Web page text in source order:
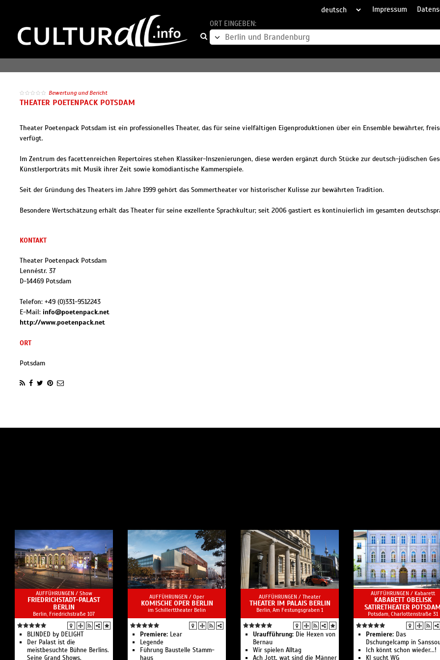
Impressum
ORT EINGEBEN:
Bewertung und Bericht
THEATER POETENPACK POTSDAM
Theater Poetenpack Potsdam ist ein professionelles Theater, das für seine vielfältigen Eigenproduktionen über ein Ensemble bewährter,
verfügt.
Im Zentrum des facettenreichen Repertoires stehen Klassiker-Inszenierungen, diese werden ergänzt durch Stücke zur deutsch-jüdischen
Künstlerporträts mit Musik ihrer Zeit sowie komödiantische Kammerspiele.
Seit der Gründung des Theaters im Jahre 1999 gehört das Sommertheater vor historischer Kulisse zur bewährten Tradition.
Besondere Wertschätzung erhält das Theater für seine exzellente Sprachkultur; seit 2006 gastiert es kontinuierlich im gesamten
KONTAKT
Theater Poetenpack Potsdam
Lennéstr. 37
D-14469 Potsdam
Telefon: +49 (0)331-9512243
E-Mail: info@poetenpack.net
http://www.poetenpack.net
ORT
Potsdam
AUFFÜHRUNGEN / Show
FRIEDRICHSTADT-PALAST
BERLIN
Berlin, Friedrichstraße 107
BLINDED by DELIGHT
Der Palast ist die
meistbesuchte Bühne Berlins.
Seine Grand Shows,
AUFFÜHRUNGEN / Oper
KOMISCHE OPER BERLIN
im Schillerttheater Belin
Premiere: Lear
Legende
Führung Bau­stelle Stamm­
haus
AUFFÜHRUNGEN / Theater
THEATER IM PALAIS BERLIN
Berlin, Am Festungsgraben 1
Uraufführung: Die Hexen von
Bernau
Wir spielen Alltag
Ach Jott, wat sind die Männer
AUFFÜHRUNGEN / Kabarett
KABARETT OBELISK
SATIRETHEATER POTSDAM
Potsdam, Charlottenstraße 31
Premiere: Das
Dschungelcamp in
Ich könnt schon wieder...!
KI sucht WG